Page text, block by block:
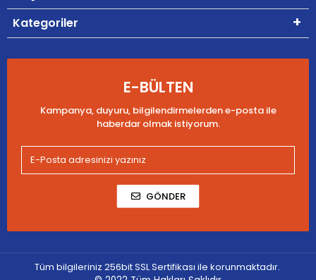
Kategoriler
E-BÜLTEN
Kampanya, duyuru, bilgilendirmelerden e-posta ile
haberdar olmak istiyorum.
GÖNDER
Tüm bilgileriniz 256bit SSL Sertifikası ile korunmaktadır.